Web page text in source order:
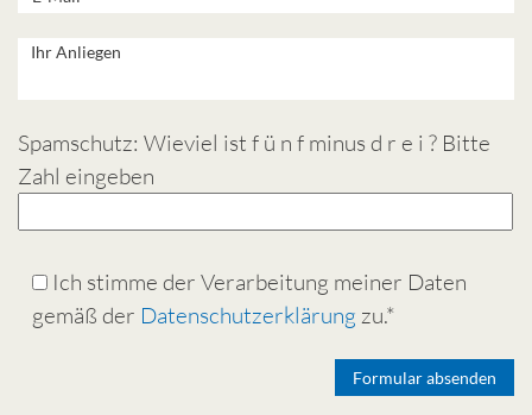
Spamschutz: Wieviel ist f ü n f minus d r e i ? Bitte
Zahl eingeben
Ich stimme der Verarbeitung meiner Daten
gemäß der Datenschutzerklärung zu.*